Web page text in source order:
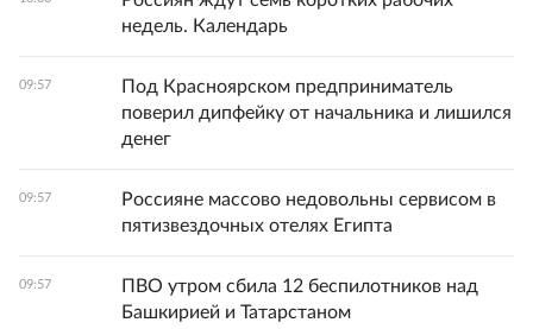
недель. Календарь
09:57
Под Красноярском предприниматель
поверил дипфейку от начальника и лишился
денег
09:57
Россияне массово недовольны сервисом в
пятизвездочных отелях Египта
09:57
ПВО утром сбила 12 беспилотников над
Башкирией и Татарстаном